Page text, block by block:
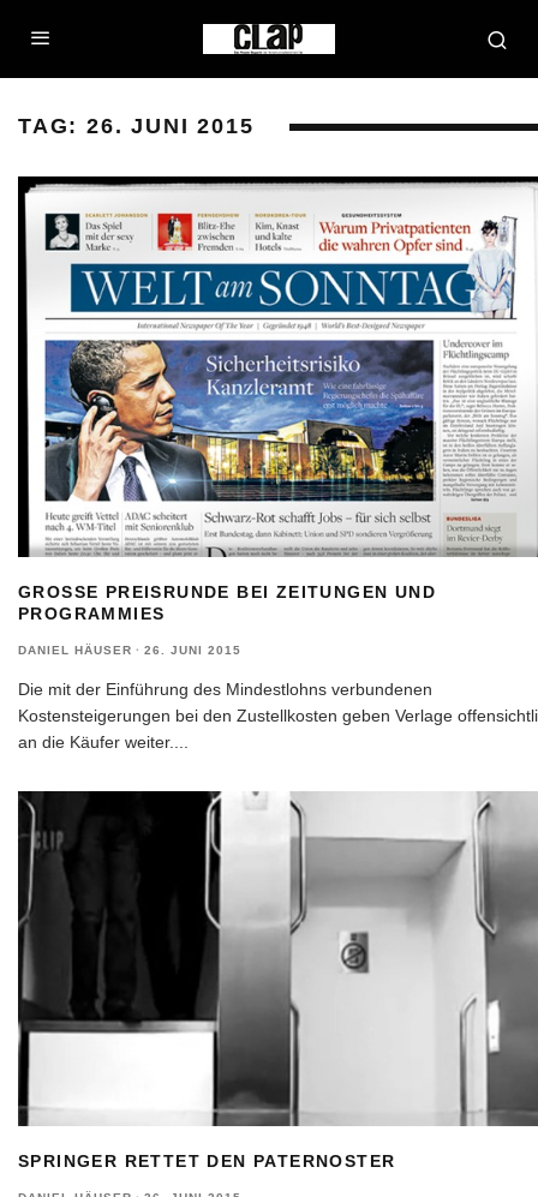
TAG: 26. JUNI 2015
GROSSE PREISRUNDE BEI ZEITUNGEN UND P
ROGRAMMIES
DANIEL HÄUSER · 26. JUNI 2015
Die mit der Einführung des Mindestlohns verbundenen
Kostensteigerungen bei den Zustellkosten geben Verlage
an die Käufer weiter.
SPRINGER RETTET DEN PATERNOSTER